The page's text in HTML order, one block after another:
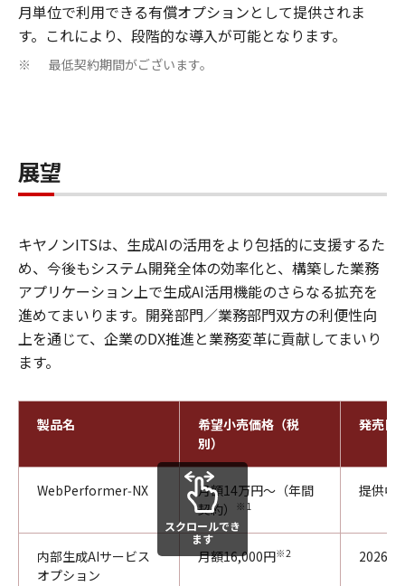
月単位で利用できる有償オプションとして提供されま
す。これにより、段階的な導入が可能となります。
※ 最低契約期間がございます。
展望
キヤノンITSは、生成AIの活用をより包括的に支援するた
め、今後もシステム開発全体の効率化と、構築した業務
アプリケーション上で生成AI活用機能のさらなる拡充を
進めてまいります。開発部門／業務部門双方の利便性向
上を通じて、企業のDX推進と業務変革に貢献してまいり
ます。
製品名
希望小売価格（税
別）
発売日
WebPerformer‑NX
月額14万円～（年間
契約）
※1
提供中
内部生成AIサービス
オプション
月額16,000円※2 2026年
スクロールでき
ます